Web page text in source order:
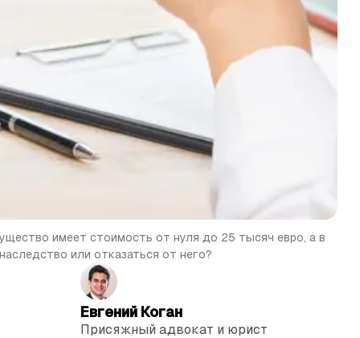
имеет стоимость от нуля до 25 тысяч евро, а в
или отказаться от него?
Евгений Коган
Присяжный адвокат и юрист